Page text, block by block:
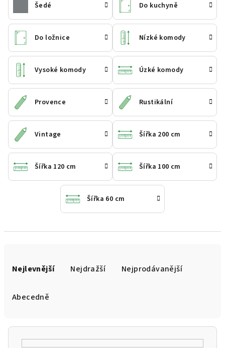
Šedé Do kuchyně
Do ložnice Nízké komody
Vysoké komody Úzké komody
Provence Rustikální
Vintage Šířka 200 cm
Šířka 120 cm Šířka 100 cm
Šířka 60 cm
Nejlevnější Nejdražší Nejprodávanější
Abecedně